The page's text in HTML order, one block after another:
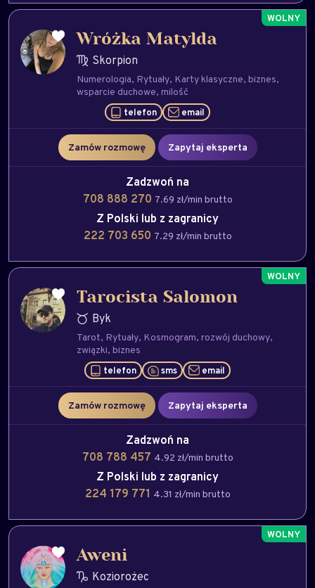
Wróżka Matylda
Skorpion
Numerologia Rytuały Karty klasyczne biznes
wsparcie duchowe milość
telefon email
Zamów rozmowę Zapytaj eksperta
Zadzwoń na
708 888 270 7.69 zł/min brutto
Z Polski lub z zagranicy
222 703 650 7.29 zł/min brutto
Tarocista Salomon
Byk
Tarot Rytuały Kosmogram rozwój duchowy
związki biznes
telefon sms email
Zamów rozmowę Zapytaj eksperta
Zadzwoń na
708 788 457 4.92 zł/min brutto
Z Polski lub z zagranicy
224 179 771 4.31 zł/min brutto
Aweni
Koziorożec